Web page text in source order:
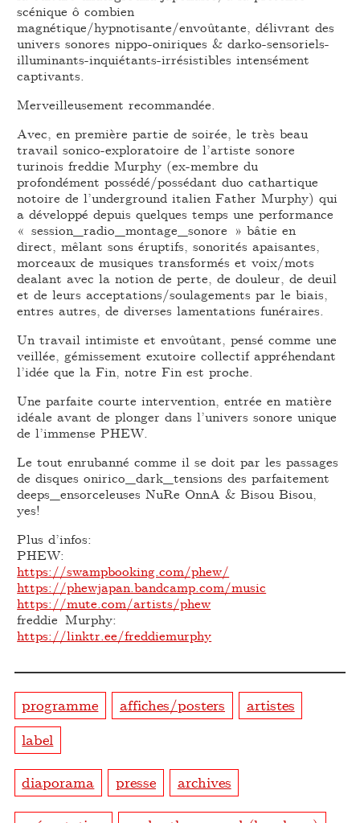
scénique ô combien
magnétique/hypnotisante/envoûtante, délivrant des
univers sonores nippo-oniriques & darko-sensoriels-
illuminants-inquiétants-irrésistibles intensément
captivants.
Merveilleusement recommandée.
Avec, en première partie de soirée, le très beau
travail sonico-exploratoire de l’artiste sonore
turinois freddie Murphy (ex-membre du
profondément possédé/possédant duo cathartique
notoire de l’underground italien Father Murphy) qui
a développé depuis quelques temps une performance
« session_radio_montage_sonore » bâtie en
direct, mêlant sons éruptifs, sonorités apaisantes,
morceaux de musiques transformés et voix/mots
dealant avec la notion de perte, de douleur, de deuil
et de leurs acceptations/soulagements par le biais,
entres autres, de diverses lamentations funéraires.
Un travail intimiste et envoûtant, pensé comme une
veillée, gémissement exutoire collectif appréhendant
l’idée que la Fin, notre Fin est proche.
Une parfaite courte intervention, entrée en matière
idéale avant de plonger dans l’univers sonore unique
de l’immense PHEW.
Le tout enrubanné comme il se doit par les passages
de disques onirico_dark_tensions des parfaitement
deeps_ensorceleuses NuRe OnnA & Bisou Bisou,
yes!
Plus d’infos:
PHEW:
https://swampbooking.com/phew/
https://phewjapan.bandcamp.com/music
https://mute.com/artists/phew
freddie Murphy:
https://linktr.ee/freddiemurphy
programme affiches/posters
artistes
label
diaporama presse archives